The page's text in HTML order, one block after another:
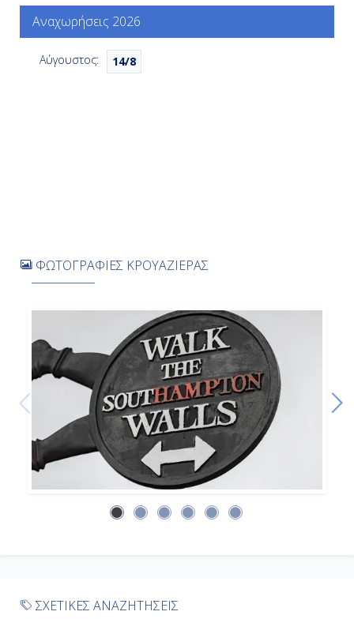
Ημέρα 7η
Πάλμα Μαγιόρκα ( Βαλεαρίδες ),
Ημέρα 9η
Καρταγένα, Ισπανία
Αναχωρήσεις 2026
Αύγουστος: 14/8
ΦΩΤΟΓΡΑΦΙΕΣ ΚΡΟΥΑΖΙΕΡΑΣ
ΣΧΕΤΙΚΕΣ ΑΝΑΖΗΤΗΣΕΙΣ